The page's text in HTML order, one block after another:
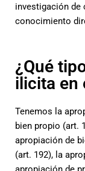
investigación de
conocimiento
¿Qué
ilicita en
Tenemos la
bien propio (art.
apropiación de
(art. 192), la